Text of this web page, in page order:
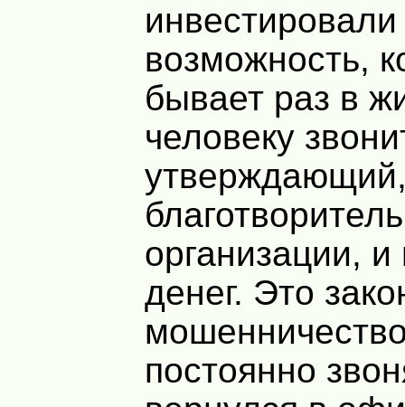
возможность,
бывает раз в
человеку
организации, и
денег. Это
постоянно